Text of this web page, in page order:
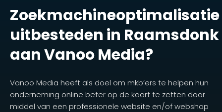
Zoekmachineoptimalisatie
uitbesteden in Raamsdonk
aan Vanoo Media?
Vanoo Media heeft als doel om mkb’ers te helpen hun
onderneming online beter op de kaart te zetten door
middel van een professionele website en/of webshop